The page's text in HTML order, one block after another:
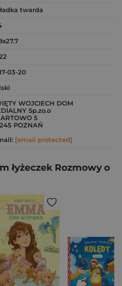
twarda
03-20
WOJCIECH DOM
Sp.zo.o
5
POZNAŃ
[email protected]
łyżeczek Rozmowy o